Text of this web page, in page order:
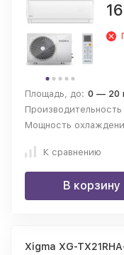
Площадь, до: 0 — 20
Мощность
К сравнению
В корзину
Xigma XG-